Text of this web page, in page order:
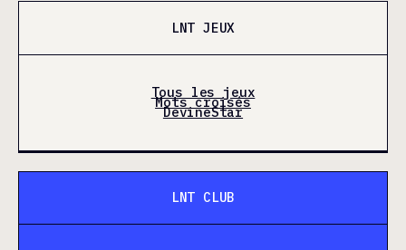
LNT JEUX
Tous les jeux
Mots croisés
DevineStar
LNT CLUB